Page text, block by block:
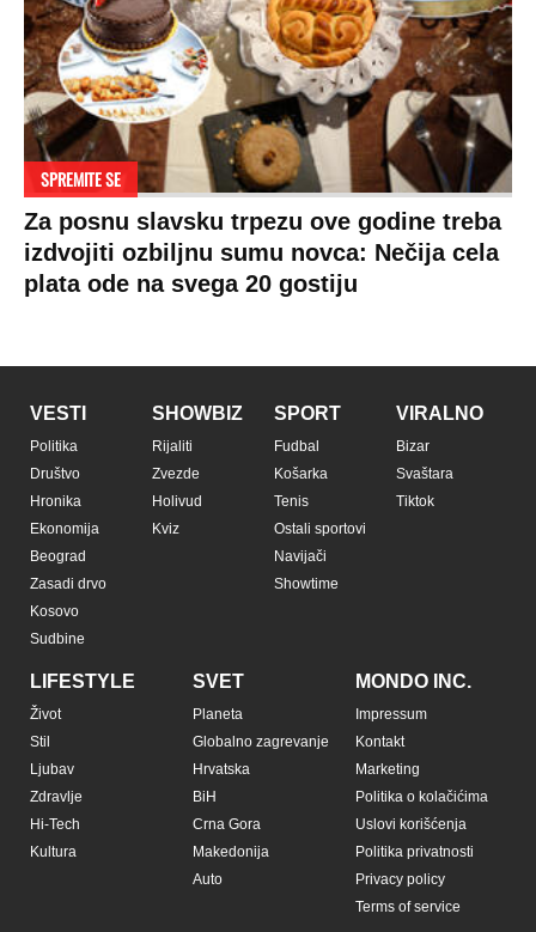
Prijatelji sajta
Pratite nas na: